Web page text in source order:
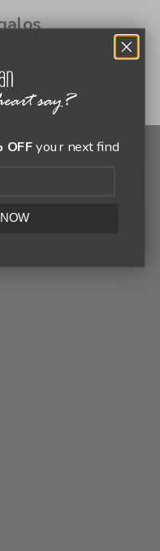
offers.
OFFyour next find